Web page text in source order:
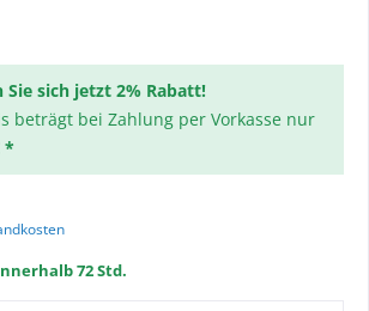
Sie sich jetzt 2% Rabatt!
beträgt bei Zahlung per Vorkasse nur
*
72 Std.